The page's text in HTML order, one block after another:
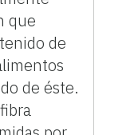
que
de
de éste.